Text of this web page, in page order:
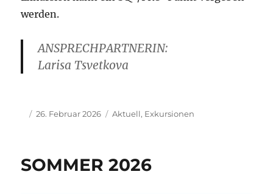
werden.
ANSPRECHPARTNERIN:
Larisa Tsvetkova
Autor
Veröffentlicht
26. Februar 2026 Kategorien
Aktuell, Exkursionen
SOMMER 2026